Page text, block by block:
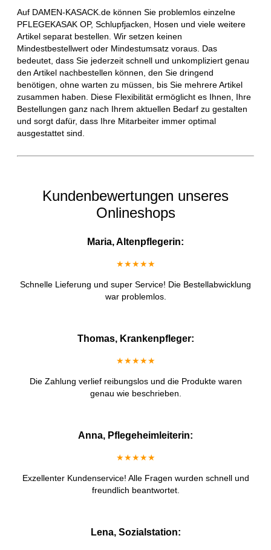
Auf DAMEN-KASACK.de können Sie problemlos einzelne
PFLEGEKASAK OP, Schlupfjacken, Hosen und viele weitere
Artikel separat bestellen. Wir setzen keinen
Mindestbestellwert oder Mindestumsatz voraus. Das
bedeutet, dass Sie jederzeit schnell und unkompliziert genau
den Artikel nachbestellen können, den Sie dringend
benötigen, ohne warten zu müssen, bis Sie mehrere Artikel
zusammen haben. Diese Flexibilität ermöglicht es Ihnen, Ihre
Bestellungen ganz nach Ihrem aktuellen Bedarf zu gestalten
und sorgt dafür, dass Ihre Mitarbeiter immer optimal
ausgestattet sind.
Kundenbewertungen unseres
Onlineshops
Maria, Altenpflegerin:
★★★★★
Schnelle Lieferung und super Service! Die Bestellabwicklung
war problemlos.
Thomas, Krankenpfleger:
★★★★★
Die Zahlung verlief reibungslos und die Produkte waren
genau wie beschrieben.
Anna, Pflegeheimleiterin:
★★★★★
Exzellenter Kundenservice! Alle Fragen wurden schnell und
freundlich beantwortet.
Lena, Sozialstation: